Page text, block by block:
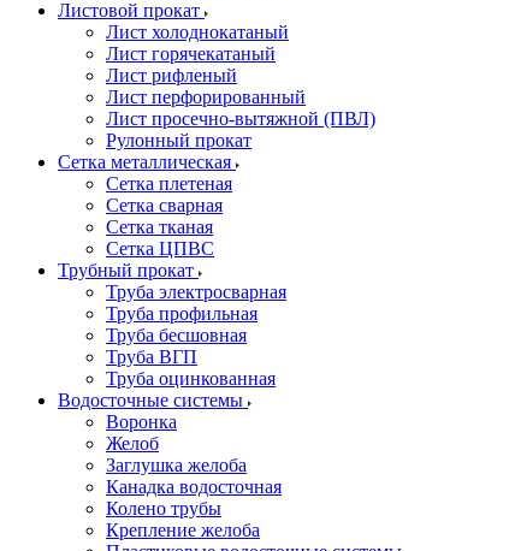
Листовой прокат
Лист холоднокатаный
Лист горячекатаный
Лист рифленый
Лист перфорированный
Лист просечно-вытяжной (ПВЛ)
Рулонный прокат
Сетка металлическая
Сетка плетеная
Сетка сварная
Сетка тканая
Сетка ЦПВС
Трубный прокат
Труба электросварная
Труба профильная
Труба бесшовная
Труба ВГП
Труба оцинкованная
Водосточные системы
Воронка
Желоб
Заглушка желоба
Канадка водосточная
Колено трубы
Крепление желоба